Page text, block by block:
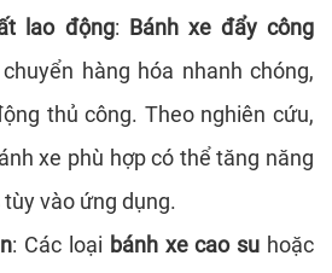
lao động: Bánh xe đẩy công
hàng hóa nhanh chóng,
thủ công. Theo nghiên cứu,
xe phù hợp có thể tăng năng
vào ứng dụng.
: Các loại bánh xe cao su hoặc